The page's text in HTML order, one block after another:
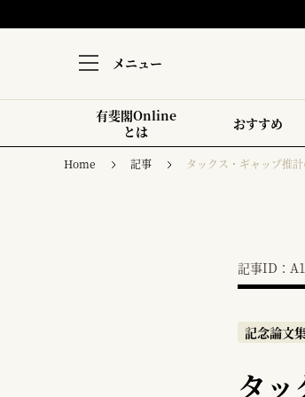
メニュー
有斐閣Online
とは
おすすめ
Home 記事 タックス・ギャップ推
記事ID：
記念論文
タ